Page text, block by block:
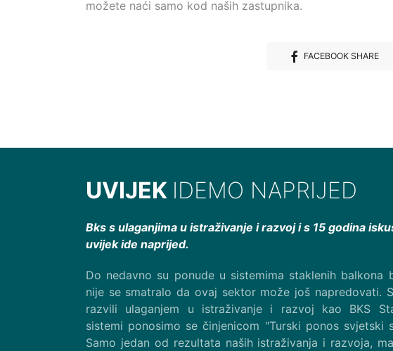
možete naći samo kod naših zastupnika.
FACEBOOK SHARE
UVIJEK IDEMO NAPRIJED
Bks s ulaganjima u istraživanje i razvoj i s 15 godina
uvijek ide naprijed.
Do nedavno su ponude u sistemima staklenih balkona
nije se smatralo da ovaj sektor može još napredovati.
razvili ulaganjem u istraživanje i razvoj kao BKS
sistemi ponosimo se činjenicom "Turski ponos svjetski
Samo jedan od rezultata naših istraživanja i razvoja,